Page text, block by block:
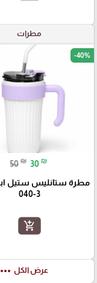
مطرات
-40%
50 ₪ 30 ₪
040-3
add_shopping_cart
عرض الكل more_horiz